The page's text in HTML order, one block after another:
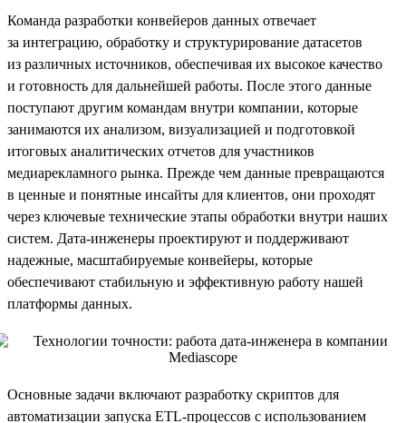
Команда разработки конвейеров данных отвечает
за интеграцию, обработку и структурирование датасетов
из различных источников, обеспечивая их высокое качество
и готовность для дальнейшей работы. После этого данные
поступают другим командам внутри компании, которые
занимаются их анализом, визуализацией и подготовкой
итоговых аналитических отчетов для участников
медиарекламного рынка. Прежде чем данные превращаются
в ценные и понятные инсайты для клиентов, они проходят
через ключевые технические этапы обработки внутри наших
систем. Дата-инженеры проектируют и поддерживают
надежные, масштабируемые конвейеры, которые
обеспечивают стабильную и эффективную работу нашей
платформы данных.
Основные задачи включают разработку скриптов для
автоматизации запуска ETL-процессов с использованием